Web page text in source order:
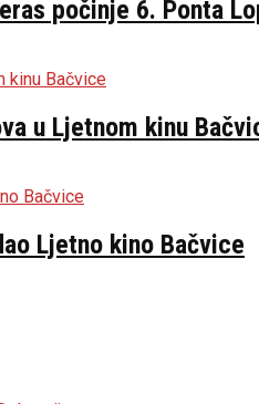
počinje 6. Ponta
u Ljetnom kinu
Ljetno kino Bačvice